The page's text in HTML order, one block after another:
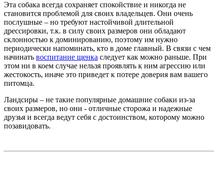
Эта собака всегда сохраняет спокойствие и никогда не
становится проблемой для своих владельцев. Они очень
послушные – но требуют настойчивой длительной
дрессировки, т.к. в силу своих размеров они обладают
склонностью к доминированию, поэтому им нужно
периодически напоминать, кто в доме главный. В связи с чем
начинать воспитание щенка следует как можно раньше. При
этом ни в коем случае нельзя проявлять к ним агрессию или
жестокость, иначе это приведет к потере доверия вам вашего
питомца.
Ландсиры – не такие популярные домашние собаки из-за
своих размеров, но они - отличные сторожа и надежные
друзья и всегда ведут себя с достоинством, которому можно
позавидовать.